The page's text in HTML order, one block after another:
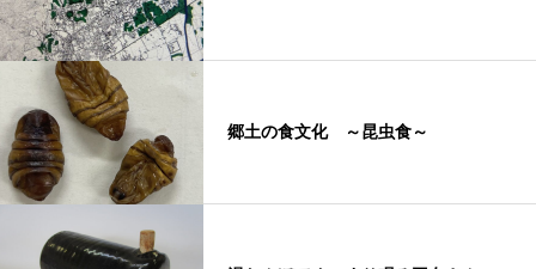
郷土の食文化 ～昆虫食～